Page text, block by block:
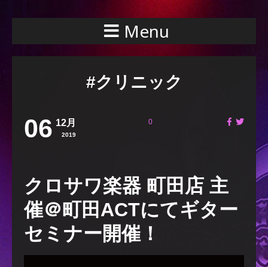
Menu
#クリニック
06 12月
2019
0
クロサワ楽器 町田店 主
催＠町田ACTにてギター
セミナー開催！